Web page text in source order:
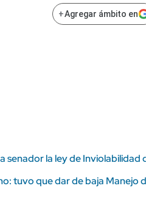
POLÍTICA +Agregar ámbito en
senador la ley de Inviolabilidad
tuvo que dar de baja Manejo